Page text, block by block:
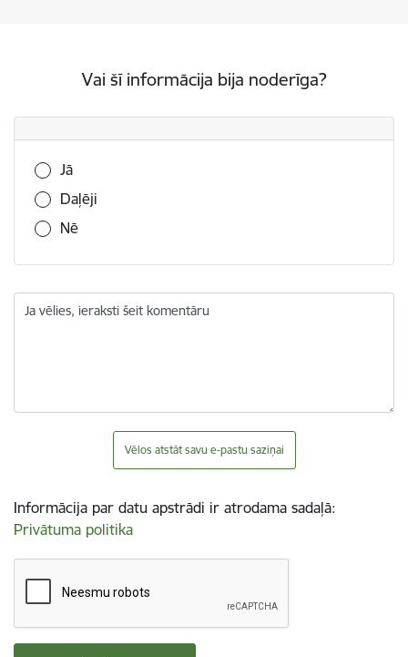
Vai šī informācija bija noderīga?
Vai šī informācija bija noderīga?
Jā
Daļēji
Nē
Ja vēlies, ieraksti šeit komentāru
Vēlos atstāt savu e-pastu saziņai
Informācija par datu apstrādi ir atrodama sadaļā:
Privātuma politika